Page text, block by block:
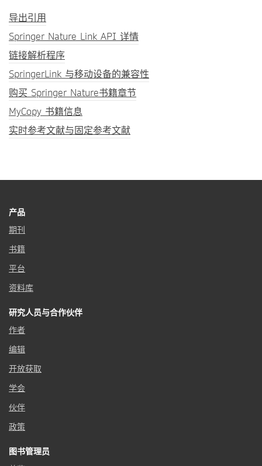
导出引用
Springer Nature Link API 详情
链接解析程序
SpringerLink 与移动设备的兼容性
购买 Springer Nature书籍章节
MyCopy 书籍信息
实时参考文献与固定参考文献
产品
期刊
书籍
平台
资料库
研究人员与合作伙伴
作者
编辑
开放获取
学会
伙伴
政策
图书管理员